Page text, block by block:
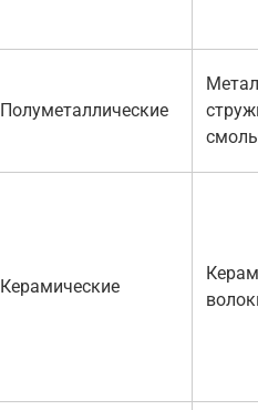
Полуметаллические
Керамические